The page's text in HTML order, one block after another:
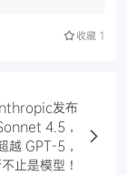
收藏 1
发布
4.5，
越 GPT-5，
止是模型！